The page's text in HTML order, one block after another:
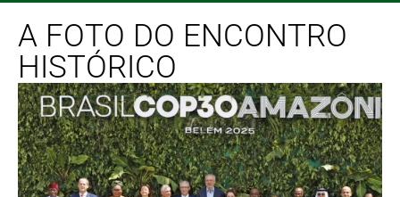
A FOTO DO ENCONTRO
HISTÓRICO